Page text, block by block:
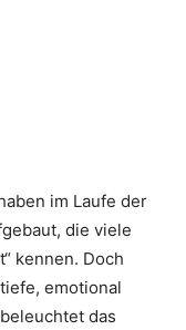
im Laufe der
die viele
kennen. Doch
emotional
das